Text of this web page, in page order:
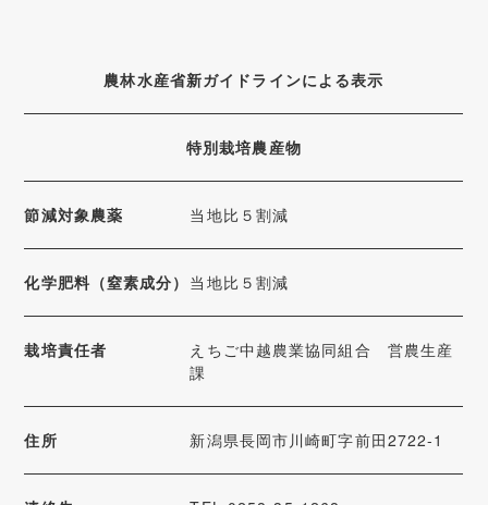
農林水産省新ガイドラインによる表示
特別栽培農産物
節減対象農薬 当地比５割減
化学肥料（窒素成分） 当地比５割減
栽培責任者
えちご中越農業協同組合 営農生産
課
住所 新潟県長岡市川崎町字前田2722-1